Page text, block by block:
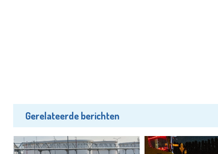
Gerelateerde berichten